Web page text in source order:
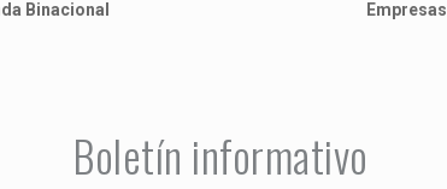
Binacional Empresas
Boletín informativo